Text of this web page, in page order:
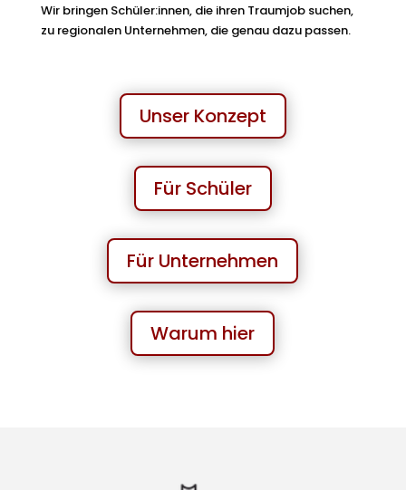
Wir bringen Schüler:innen, die ihren Traumjob suchen,
zu regionalen Unternehmen, die genau dazu passen.
Unser Konzept
Für Schüler
Für Unternehmen
Warum hier